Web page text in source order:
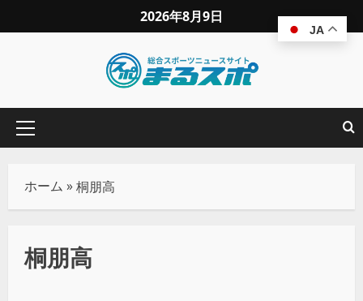
2026年8月9日
ホーム »桐朋高
桐朋高
野球
JA